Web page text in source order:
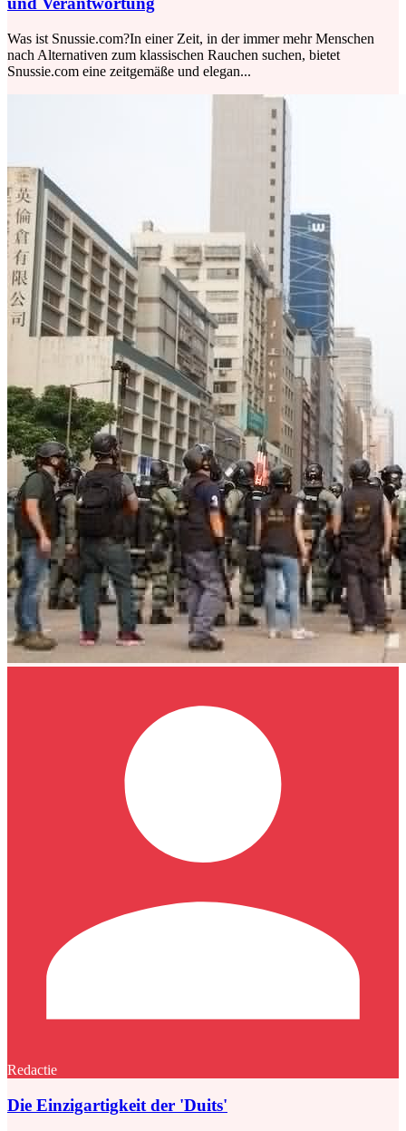
Was ist Snussie.com?In einer Zeit, in der immer mehr Menschen
nach Alternativen zum klassischen Rauchen suchen, bietet
Snussie.com eine zeitgemäße und elegan...
Redactie
Die Einzigartigkeit der 'Duits'